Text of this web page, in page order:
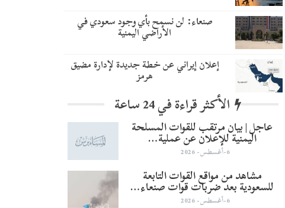
صنعاء: لن نسمح بأي وجود سعودي في
الأراضي اليمنية
إعلان إيراني عن خطة جديدة لإدارة مضيق
هرمز
الأكثر قراءة في 24 ساعة
عاجل | بيان مرتقب للقوات المسلحة
اليمنية للإعلان عن عملية…
6-أغسطس- 2026
مشاهد من مواقع القوات التابعة
للسعودية بعد ضربات قوات صنعاء…
6-أغسطس- 2026